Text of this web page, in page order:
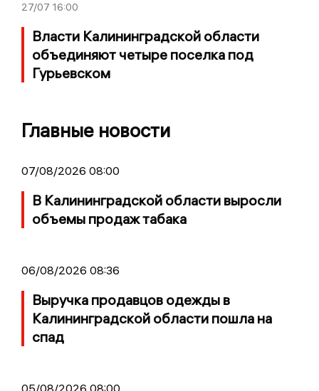
27/07 16:00
Власти Калининградской области
объединяют четыре поселка под
Гурьевском
Главные новости
07/08/2026 08:00
В Калининградской области выросли
объемы продаж табака
06/08/2026 08:36
Выручка продавцов одежды в
Калининградской области пошла на
спад